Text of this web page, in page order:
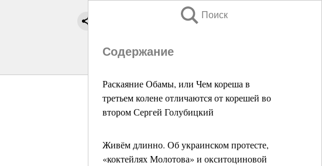
Поиск
Содержание
Раскаяние Обамы, или Чем кореша в
третьем колене отличаются от корешей во
втором Сергей Голубицкий
Живём длинно. Об украинском протесте,
«коктейлях Молотова» и окситоциновой